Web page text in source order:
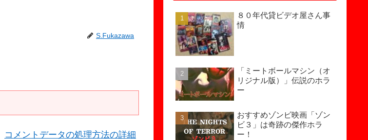
S.Fukazawa
コメントデータの処理方法の詳細
８０年代貸ビデオ屋さん事
情
「ミートボールマシン（オ
リジナル版）」伝説のホラ
ー
おすすめゾンビ映画「ゾン
ビ３」は奇跡の傑作ホラ
ー！